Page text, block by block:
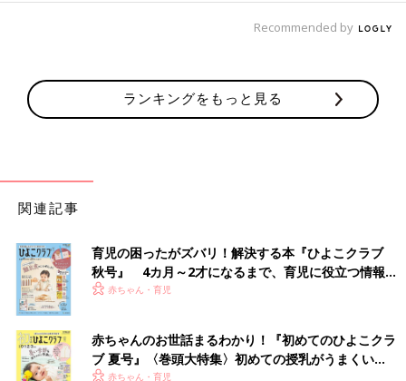
Recommended by
ランキングをもっと見る
関連記事
育児の困ったがズバリ！解決する本『ひよこクラブ
秋号』 4カ月～2才になるまで、育児に役立つ情報が
いっぱい！
赤ちゃん・育児
赤ちゃんのお世話まるわかり！『初めてのひよこクラ
ブ 夏号』〈巻頭大特集〉初めての授乳がうまくい
く！ おっぱい・ミルクの基本と夏のトラブル 解決テ
赤ちゃん・育児